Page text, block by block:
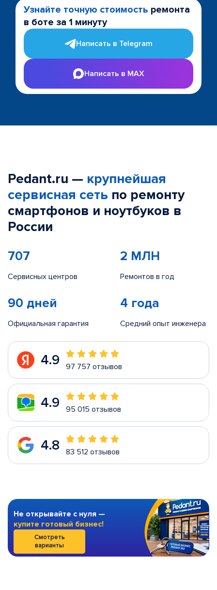
Узнайте точную стоимость ремонта
в боте за 1 минуту
Написать в Telegram
Написать в MAX
Pedant.ru — крупнейшая
сервисная сеть по ремонту
смартфонов и ноутбуков в
России
707
Сервисных центров
2 МЛН
Ремонтов в год
90 дней
Официальная гарантия
4 года
Средний опыт инженера
4.9 97 757 отзывов
4.9 95 015 отзывов
4.8 83 512 отзывов
Не открывайте с нуля —
купите готовый бизнес!
Смотреть
варианты